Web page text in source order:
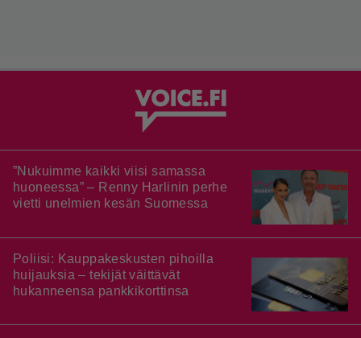
”Nukuimme kaikki viisi samassa
huoneessa” – Renny Harlinin perhe
vietti unelmien kesän Suomessa
Poliisi: Kauppakeskusten pihoilla
huijauksia – tekijät väittävät
hukanneensa pankkikorttinsa